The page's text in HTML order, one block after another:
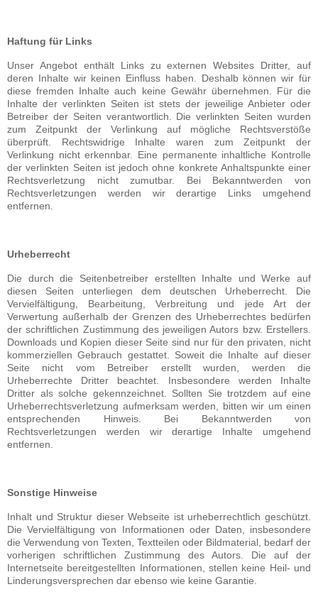
Haftung für Links
Unser Angebot enthält Links zu externen Websites Dritter, auf
deren Inhalte wir keinen Einfluss haben. Deshalb können wir für
diese fremden Inhalte auch keine Gewähr übernehmen. Für die
Inhalte der verlinkten Seiten ist stets der jeweilige Anbieter oder
Betreiber der Seiten verantwortlich. Die verlinkten Seiten wurden
zum Zeitpunkt der Verlinkung auf mögliche Rechtsverstöße
überprüft. Rechtswidrige Inhalte waren zum Zeitpunkt der
Verlinkung nicht erkennbar. Eine permanente inhaltliche Kontrolle
der verlinkten Seiten ist jedoch ohne konkrete Anhaltspunkte einer
Rechtsverletzung nicht zumutbar. Bei Bekanntwerden von
Rechtsverletzungen werden wir derartige Links umgehend
entfernen.
Urheberrecht
Die durch die Seitenbetreiber erstellten Inhalte und Werke auf
diesen Seiten unterliegen dem deutschen Urheberrecht. Die
Vervielfältigung, Bearbeitung, Verbreitung und jede Art der
Verwertung außerhalb der Grenzen des Urheberrechtes bedürfen
der schriftlichen Zustimmung des jeweiligen Autors bzw. Erstellers.
Downloads und Kopien dieser Seite sind nur für den privaten, nicht
kommerziellen Gebrauch gestattet. Soweit die Inhalte auf dieser
Seite nicht vom Betreiber erstellt wurden, werden die
Urheberrechte Dritter beachtet. Insbesondere werden Inhalte
Dritter als solche gekennzeichnet. Sollten Sie trotzdem auf eine
Urheberrechtsverletzung aufmerksam werden, bitten wir um einen
entsprechenden Hinweis. Bei Bekanntwerden von
Rechtsverletzungen werden wir derartige Inhalte umgehend
entfernen.
Sonstige Hinweise
Inhalt und Struktur dieser Webseite ist urheberrechtlich geschützt.
Die Vervielfältigung von Informationen oder Daten, insbesondere
die Verwendung von Texten, Textteilen oder Bildmaterial, bedarf der
vorherigen schriftlichen Zustimmung des Autors. Die auf der
Internetseite bereitgestellten Informationen, stellen keine Heil- und
Linderungsversprechen dar ebenso wie keine Garantie.